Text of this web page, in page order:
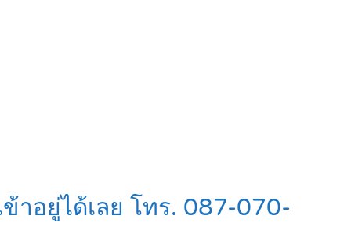
าอยู่ได้เลย โทร. 087-070-